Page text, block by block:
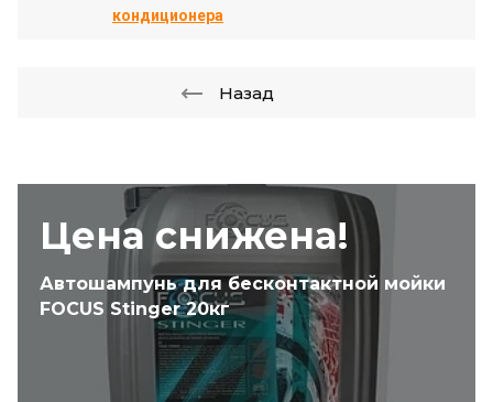
Цена снижена!
Автошампунь для бесконтактной мойки
FOCUS Stinger 20кг
кондиционера
Назад